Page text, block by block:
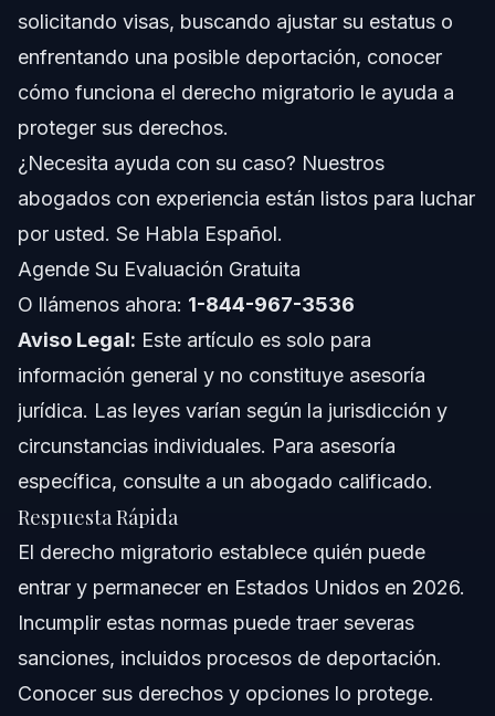
Costos y Tarifas: Factores que Influyen en el
Notas sobre Jurisdicción para Carolina del Norte
y Orlando, FL
Carolina del Norte
Orlando, Florida
Conceptos Generales a Nivel Nacional
Cuándo Consultar a un Abogado de Inmigración
Sobre Vasquez Law Firm
Confianza y Experiencia de Nuestros Abogados
Preguntas Frecuentes
¿Cuáles son las leyes de inmigración vigentes en
¿Cuáles son las consecuencias de violar las leyes de
solicitando visas, buscando ajustar su estatus o
enfrentando una posible deportación, conocer
cómo funciona el derecho migratorio le ayuda a
proteger sus derechos.
¿Necesita ayuda con su caso? Nuestros
abogados con experiencia están listos para luchar
por usted. Se Habla Español.
Agende Su Evaluación Gratuita
O llámenos ahora: 1-844-967-3536
Aviso Legal: Este artículo es solo para
información general y no constituye asesoría
jurídica. Las leyes varían según la jurisdicción y
circunstancias individuales. Para asesoría
específica, consulte a un abogado calificado.
Respuesta Rápida
El derecho migratorio establece quién puede
entrar y permanecer en Estados Unidos en 2026.
Incumplir estas normas puede traer severas
sanciones, incluidos procesos de deportación.
Conocer sus derechos y opciones lo protege.